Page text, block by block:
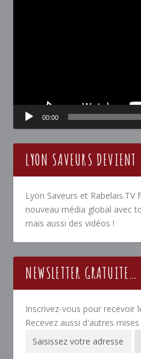
00:00
LYON SAVEURS
Lyon Saveurs et
nouveau média global avec
mais aussi des vidéos !
NEWSLETTER GRATUITE…
Inscrivez-vous pour recevoir
Recevez aussi d'autres